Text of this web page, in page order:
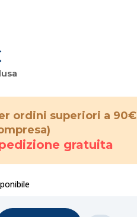
ordini superiori a 90€
gratuita